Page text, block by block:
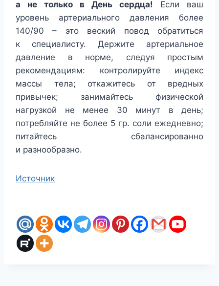
а не только в День сердца! Если ваш
уровень артериального давления более
140/90 – это веский повод обратиться
к специалисту. Держите артериальное
давление в норме, следуя простым
рекомендациям: контролируйте индекс
массы тела; откажитесь от вредных
привычек; занимайтесь физической
нагрузкой не менее 30 минут в день;
потребляйте не более 5 гр. соли ежедневно;
питайтесь сбалансированно
и разнообразно.
Источник